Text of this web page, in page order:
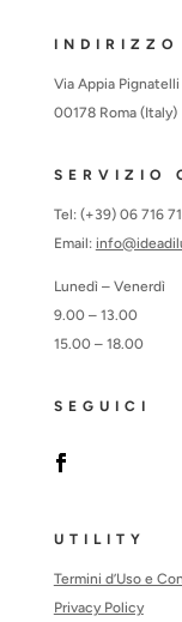
INDIRIZZO
Via Appia
00178 Roma (Italy)
SERVIZIO
Tel: (+39) 06 716
Email:
Lunedì – Venerdì
9.00 – 13.00
15.00 – 18.00
SEGUICI
UTILITY
Termini d’Uso e
Privacy Policy